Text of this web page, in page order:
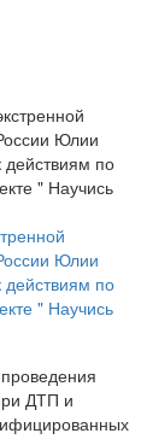
Юлии
действиям по
" Научись